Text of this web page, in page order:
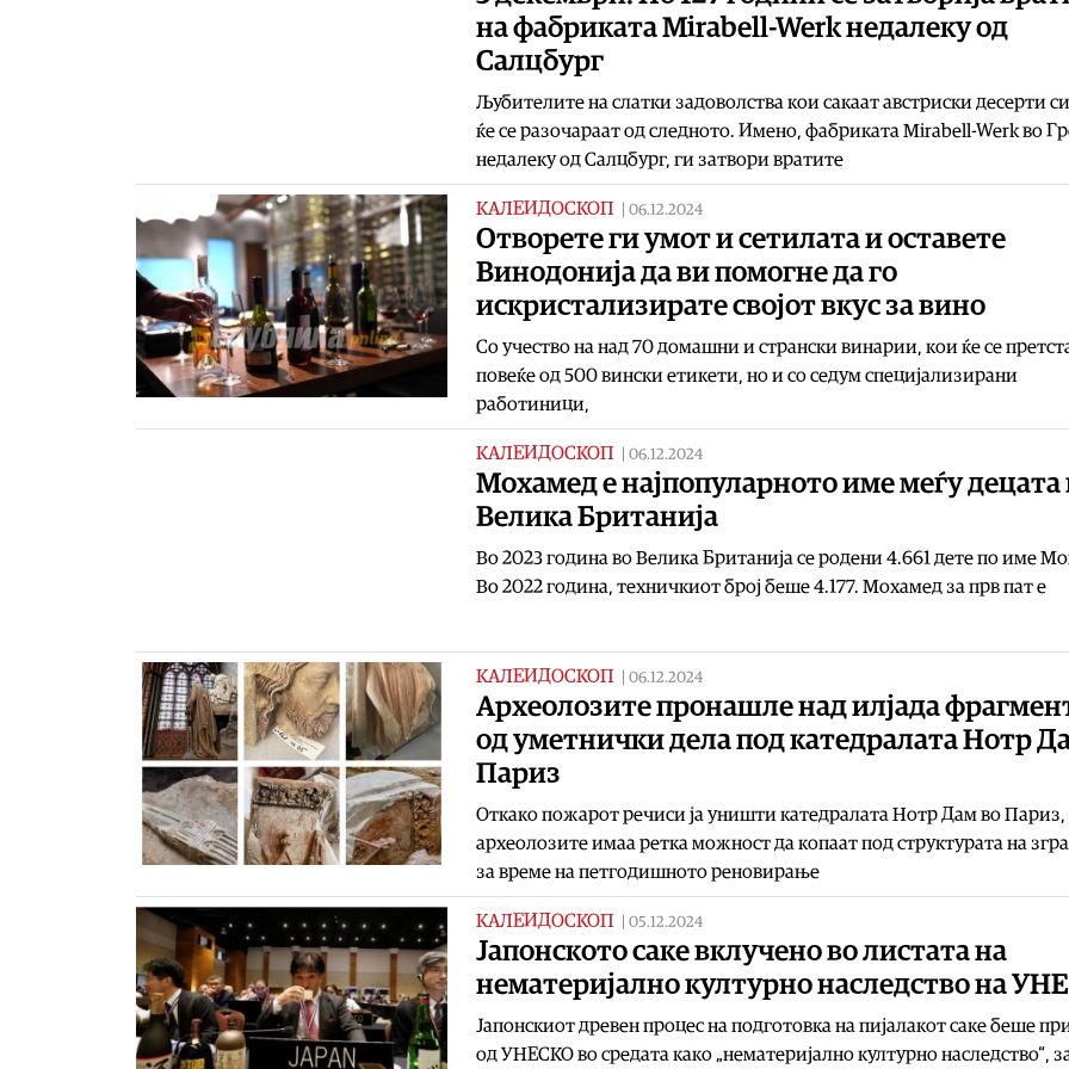
на фабриката Mirabell-Werk недалеку од
Салцбург
Љубителите на слатки задоволства кои сакаат австриски десерти
ќе се разочараат од следното. Имено, фабриката Mirabell-Werk во
недалеку од Салцбург, ги затвори вратите
КАЛЕИДОСКОП | 06.12.2024
Отворете ги умот и сетилата и оставете
Винодонија да ви помогне да го
искристализирате својот вкус за вино
Со учество на над 70 домашни и странски винарии, кои ќе се
повеќе од 500 вински етикети, но и со седум специјализирани
работиници,
КАЛЕИДОСКОП | 06.12.2024
Мохамед е најпопуларното име меѓу децата
Велика Британија
Во 2023 година во Велика Британија се родени 4.661 дете по име
Во 2022 година, техничкиот број беше 4.177. Мохамед за прв пат е
КАЛЕИДОСКОП | 06.12.2024
Археолозите пронашле над илјада
од уметнички дела под катедралата Нотр
Париз
Откако пожарот речиси ја уништи катедралата Нотр Дам во Париз,
археолозите имаа ретка можност да копаат под структурата на
за време на петгодишното реновирање
КАЛЕИДОСКОП | 05.12.2024
Јапонското саке вклучено во листата на
нематеријално културно наследство на
Јапонскиот древен процес на подготовка на пијалакот саке беше
од УНЕСКО во средата како „нематеријално културно наследство“,